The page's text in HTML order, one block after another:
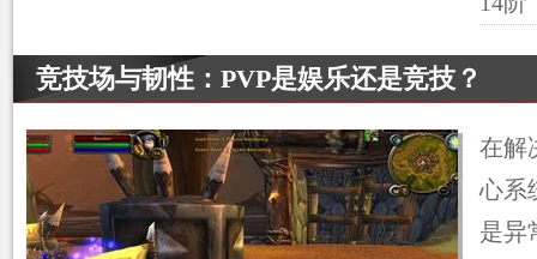
竞技场与韧性：PVP是娱乐还是竞技？
在解
心系
是异